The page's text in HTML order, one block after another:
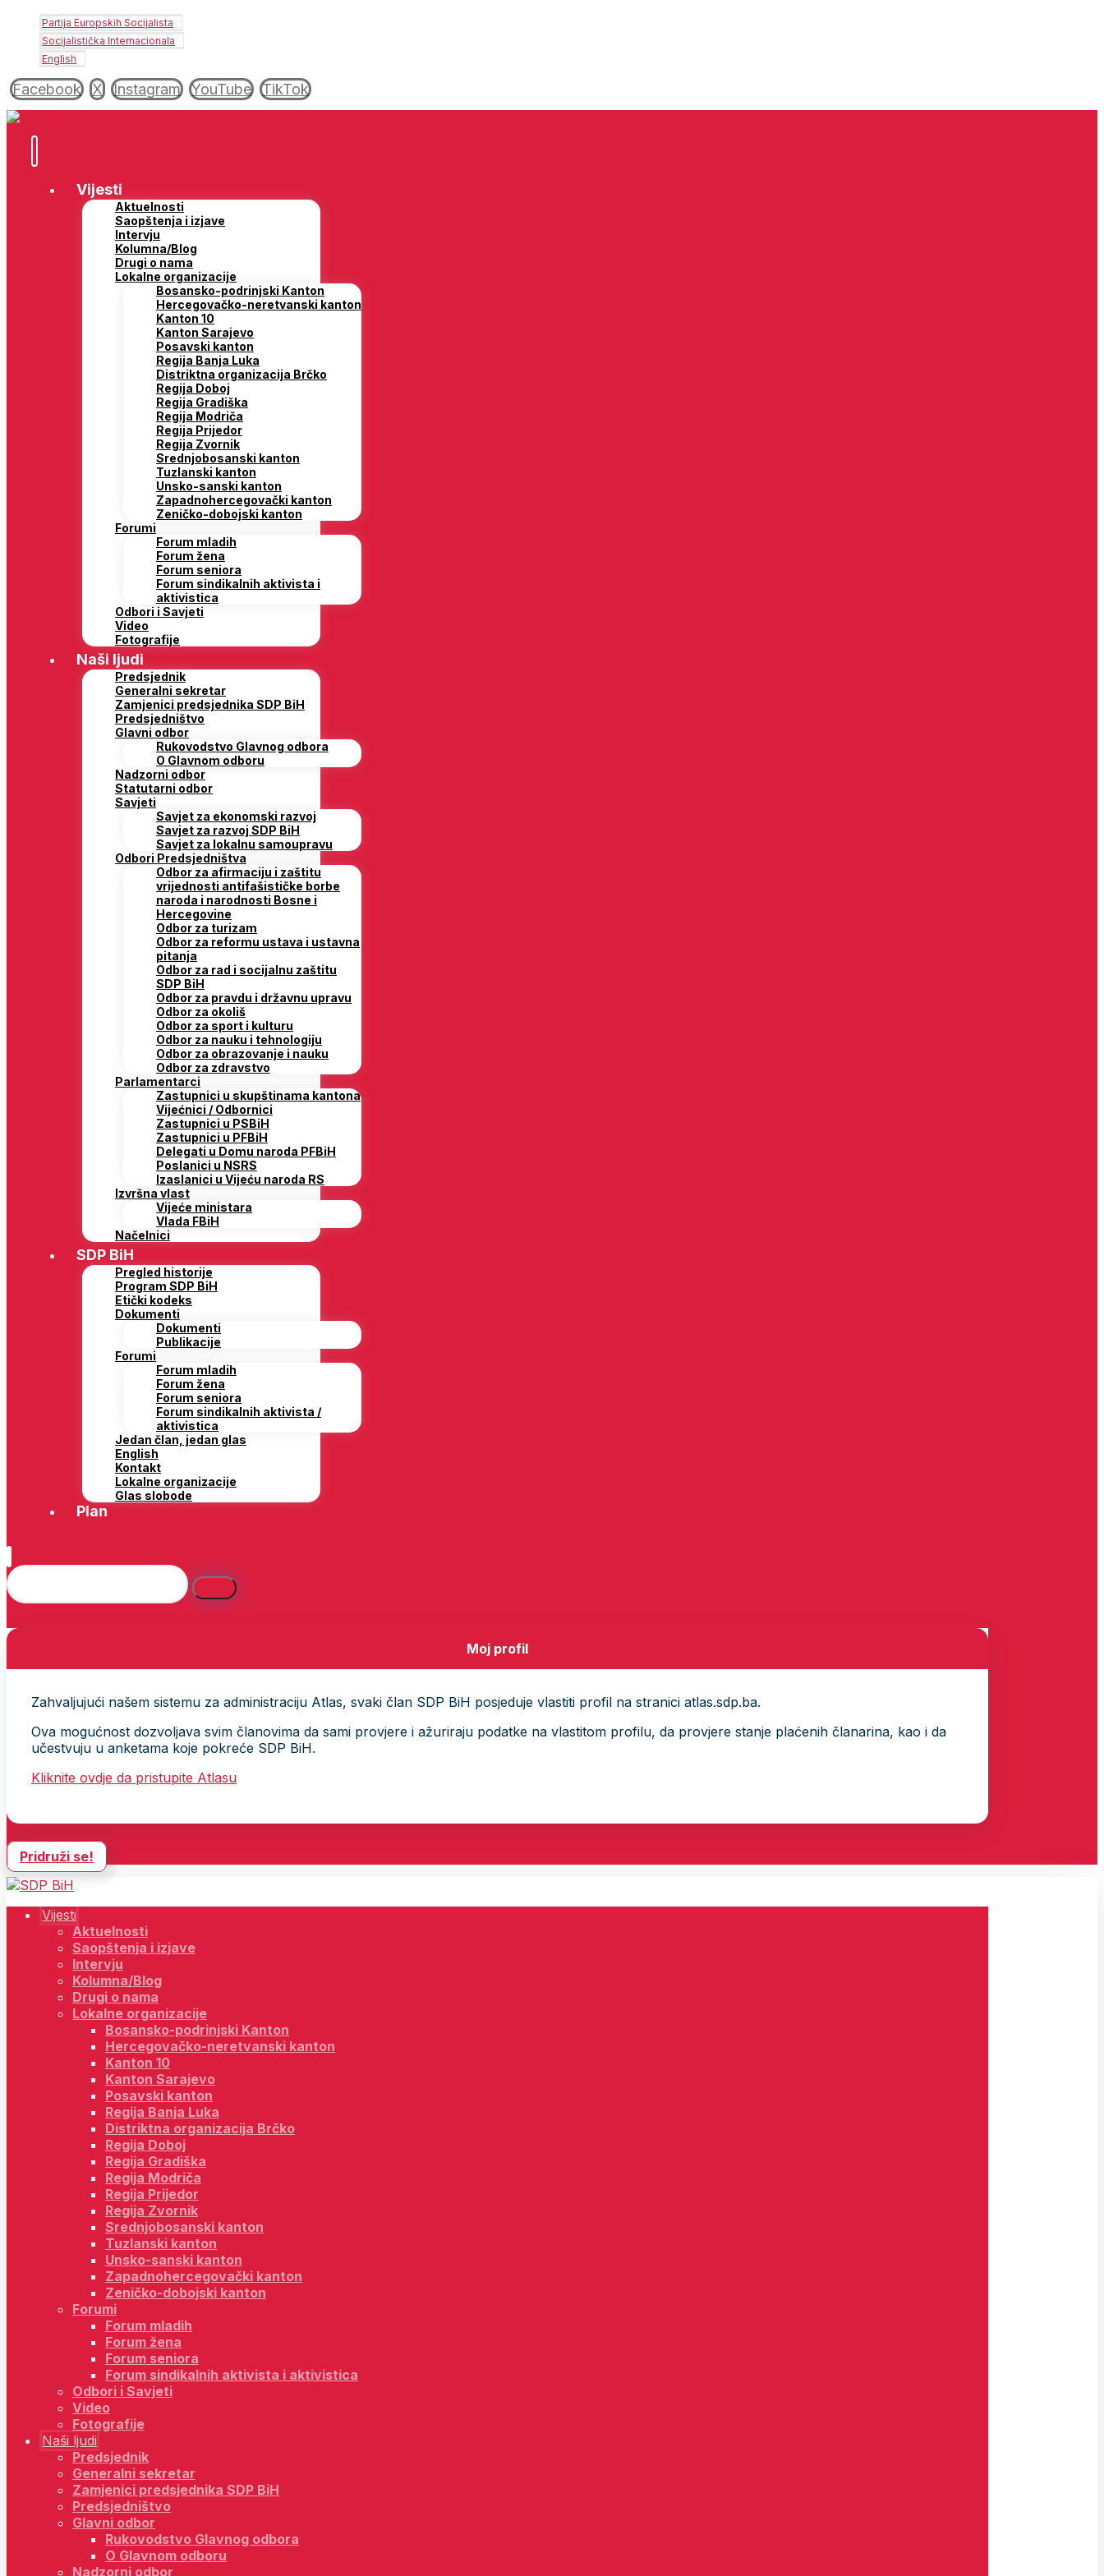
Partija Europskih Socijalista
Socijalistička Internacionala
English
Facebook X Instagram YouTube TikTok
Vijesti
Aktuelnosti
Saopštenja i izjave
Intervju
Kolumna/Blog
Drugi o nama
Lokalne organizacije
Bosansko-podrinjski Kanton
Hercegovačko-neretvanski kanton
Kanton 10
Kanton Sarajevo
Posavski kanton
Regija Banja Luka
Distriktna organizacija Brčko
Regija Doboj
Regija Gradiška
Regija Modriča
Regija Prijedor
Regija Zvornik
Srednjobosanski kanton
Tuzlanski kanton
Unsko-sanski kanton
Zapadnohercegovački kanton
Zeničko-dobojski kanton
Forumi
Forum mladih
Forum žena
Forum seniora
Forum sindikalnih aktivista i
aktivistica
Odbori i Savjeti
Video
Fotografije
Naši ljudi
Predsjednik
Generalni sekretar
Zamjenici predsjednika SDP BiH
Predsjedništvo
Glavni odbor
Rukovodstvo Glavnog odbora
O Glavnom odboru
Nadzorni odbor
Statutarni odbor
Savjeti
Savjet za ekonomski razvoj
Savjet za razvoj SDP BiH
Savjet za lokalnu samoupravu
Odbori Predsjedništva
Odbor za afirmaciju i zaštitu
vrijednosti antifašističke borbe
naroda i narodnosti Bosne i
Hercegovine
Odbor za turizam
Odbor za reformu ustava i ustavna
pitanja
Odbor za rad i socijalnu zaštitu
SDP BiH
Odbor za pravdu i državnu upravu
Odbor za okoliš
Odbor za sport i kulturu
Odbor za nauku i tehnologiju
Odbor za obrazovanje i nauku
Odbor za zdravstvo
Parlamentarci
Zastupnici u skupštinama kantona
Vijećnici / Odbornici
Zastupnici u PSBiH
Zastupnici u PFBiH
Delegati u Domu naroda PFBiH
Poslanici u NSRS
Izaslanici u Vijeću naroda RS
Izvršna vlast
Vijeće ministara
Vlada FBiH
Načelnici
SDP BiH
Pregled historije
Program SDP BiH
Etički kodeks
Dokumenti
Dokumenti
Publikacije
Forumi
Forum mladih
Forum žena
Forum seniora
Forum sindikalnih aktivista /
aktivistica
Jedan član, jedan glas
English
Kontakt
Lokalne organizacije
Glas slobode
Plan
Moj profil
Zahvaljujući našem sistemu za administraciju Atlas, svaki član SDP BiH posjeduje vlastiti profil na stranici atlas.sdp.ba.
Ova mogućnost dozvoljava svim članovima da sami provjere i ažuriraju podatke na vlastitom profilu, da provjere stanje plaćenih članarina, kao i da
učestvuju u anketama koje pokreće SDP BiH.
Kliknite ovdje da pristupite Atlasu
Pridruži se!
Vijesti
Aktuelnosti
Saopštenja i izjave
Intervju
Kolumna/Blog
Drugi o nama
Lokalne organizacije
Bosansko-podrinjski Kanton
Hercegovačko-neretvanski kanton
Kanton 10
Kanton Sarajevo
Posavski kanton
Regija Banja Luka
Distriktna organizacija Brčko
Regija Doboj
Regija Gradiška
Regija Modriča
Regija Prijedor
Regija Zvornik
Srednjobosanski kanton
Tuzlanski kanton
Unsko-sanski kanton
Zapadnohercegovački kanton
Zeničko-dobojski kanton
Forumi
Forum mladih
Forum žena
Forum seniora
Forum sindikalnih aktivista i aktivistica
Odbori i Savjeti
Video
Fotografije
Naši ljudi
Predsjednik
Generalni sekretar
Zamjenici predsjednika SDP BiH
Predsjedništvo
Glavni odbor
Rukovodstvo Glavnog odbora
O Glavnom odboru
Nadzorni odbor